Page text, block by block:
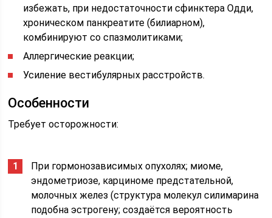
избежать, при недостаточности сфинктера Одди,
хроническом панкреатите (билиарном),
комбинируют со спазмолитиками;
Аллергические реакции;
Усиление вестибулярных расстройств.
Особенности
Требует осторожности:
При гормонозависимых опухолях; миоме,
эндометриозе, карциноме предстательной,
молочных желез (структура молекул силимарина
подобна эстрогену; создаётся вероятность